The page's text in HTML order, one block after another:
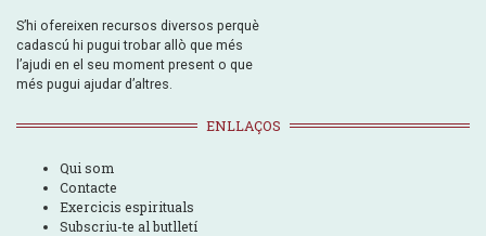
S’hi ofereixen recursos diversos perquè
cadascú hi pugui trobar allò que més
l’ajudi en el seu moment present o que
més pugui ajudar d’altres.
ENLLAÇOS
Qui som
Contacte
Exercicis espirituals
Subscriu-te al butlletí